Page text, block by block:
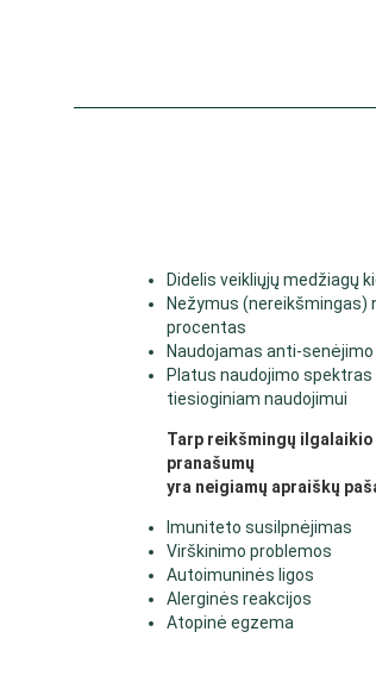
Didelis veikliųjų medžiagų
Nežymus (nereikšmingas)
procentas
Naudojamas anti-
Platus naudojimo
tiesioginiam naudojimui
Tarp reikšmingų
pranašumų
yra neigiamų apraiškų
Imuniteto susilpnėjimas
Virškinimo problemos
Autoimuninės ligos
Alerginės reakcijos
Atopinė egzema